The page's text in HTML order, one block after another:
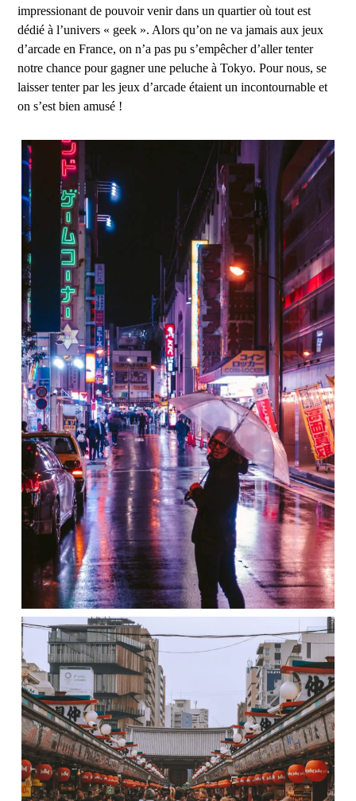
impressionant de pouvoir venir dans un quartier où tout est
dédié à l’univers « geek ». Alors qu’on ne va jamais aux jeux
d’arcade en France, on n’a pas pu s’empêcher d’aller tenter
notre chance pour gagner une peluche à Tokyo. Pour nous, se
laisser tenter par les jeux d’arcade étaient un incontournable et
on s’est bien amusé !